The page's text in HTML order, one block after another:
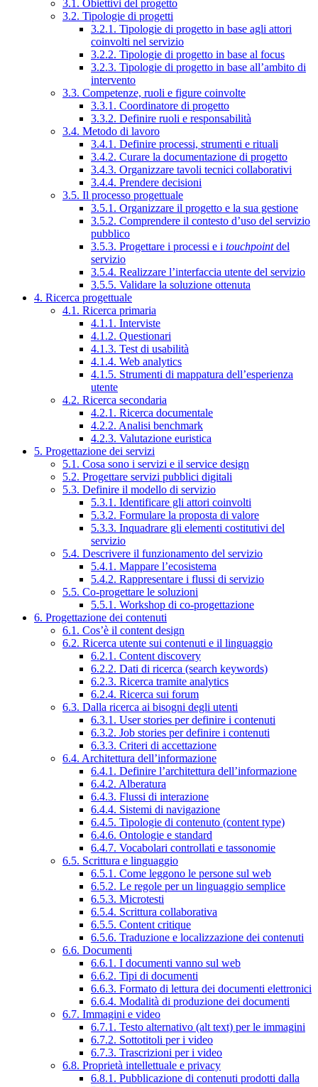
3.1. Obiettivi del progetto
3.2. Tipologie di progetti
3.2.1. Tipologie di progetto in base agli attori
coinvolti nel servizio
3.2.2. Tipologie di progetto in base al focus
3.2.3. Tipologie di progetto in base all’ambito di
intervento
3.3. Competenze, ruoli e figure coinvolte
3.3.1. Coordinatore di progetto
3.3.2. Definire ruoli e responsabilità
3.4. Metodo di lavoro
3.4.1. Definire processi, strumenti e rituali
3.4.2. Curare la documentazione di progetto
3.4.3. Organizzare tavoli tecnici collaborativi
3.4.4. Prendere decisioni
3.5. Il processo progettuale
3.5.1. Organizzare il progetto e la sua gestione
3.5.2. Comprendere il contesto d’uso del servizio
pubblico
3.5.3. Progettare i processi e i touchpointdel
servizio
3.5.4. Realizzare l’interfaccia utente del servizio
3.5.5. Validare la soluzione ottenuta
4. Ricerca progettuale
4.1. Ricerca primaria
4.1.1. Interviste
4.1.2. Questionari
4.1.3. Test di usabilità
4.1.4. Web analytics
4.1.5. Strumenti di mappatura dell’esperienza
utente
4.2. Ricerca secondaria
4.2.1. Ricerca documentale
4.2.2. Analisi benchmark
4.2.3. Valutazione euristica
5. Progettazione dei servizi
5.1. Cosa sono i servizi e il service design
5.2. Progettare servizi pubblici digitali
5.3. Definire il modello di servizio
5.3.1. Identificare gli attori coinvolti
5.3.2. Formulare la proposta di valore
5.3.3. Inquadrare gli elementi costitutivi del
servizio
5.4. Descrivere il funzionamento del servizio
5.4.1. Mappare l’ecosistema
5.4.2. Rappresentare i flussi di servizio
5.5. Co-progettare le soluzioni
5.5.1. Workshop di co-progettazione
6. Progettazione dei contenuti
6.1. Cos’è il content design
6.2. Ricerca utente sui contenuti e il linguaggio
6.2.1. Content discovery
6.2.2. Dati di ricerca (search keywords)
6.2.3. Ricerca tramite analytics
6.2.4. Ricerca sui forum
6.3. Dalla ricerca ai bisogni degli utenti
6.3.1. User stories per definire i contenuti
6.3.2. Job stories per definire i contenuti
6.3.3. Criteri di accettazione
6.4. Architettura dell’informazione
6.4.1. Definire l’architettura dell’informazione
6.4.2. Alberatura
6.4.3. Flussi di interazione
6.4.4. Sistemi di navigazione
6.4.5. Tipologie di contenuto (content type)
6.4.6. Ontologie e standard
6.4.7. Vocabolari controllati e tassonomie
6.5. Scrittura e linguaggio
6.5.1. Come leggono le persone sul web
6.5.2. Le regole per un linguaggio semplice
6.5.3. Microtesti
6.5.4. Scrittura collaborativa
6.5.5. Content critique
6.5.6. Traduzione e localizzazione dei contenuti
6.6. Documenti
6.6.1. I documenti vanno sul web
6.6.2. Tipi di documenti
6.6.3. Formato di lettura dei documenti elettronici
6.6.4. Modalità di produzione dei documenti
6.7. Immagini e video
6.7.1. Testo alternativo (alt text) per le immagini
6.7.2. Sottotitoli per i video
6.7.3. Trascrizioni per i video
6.8. Proprietà intellettuale e privacy
6.8.1. Pubblicazione di contenuti prodotti dalla